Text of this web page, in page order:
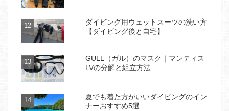
ダイビング用ウェットスーツの洗い方
【ダイビング後と自宅】
GULL（ガル）のマスク｜マンティス
LVの分解と組立方法
夏でも着た方がいいダイビングのイン
ナーおすすめ5選